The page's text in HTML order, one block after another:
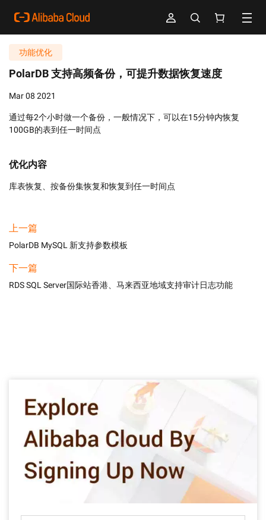
功能优化
PolarDB 支持高频备份，可提升数据恢复速度
Mar 08 2021
通过每2个小时做一个备份，一般情况下，可以在15分钟内恢复
100GB的表到任一时间点
优化内容
库表恢复、按备份集恢复和恢复到任一时间点
上一篇
PolarDB MySQL 新支持参数模板
下一篇
RDS SQL Server国际站香港、马来西亚地域支持审计日志功能